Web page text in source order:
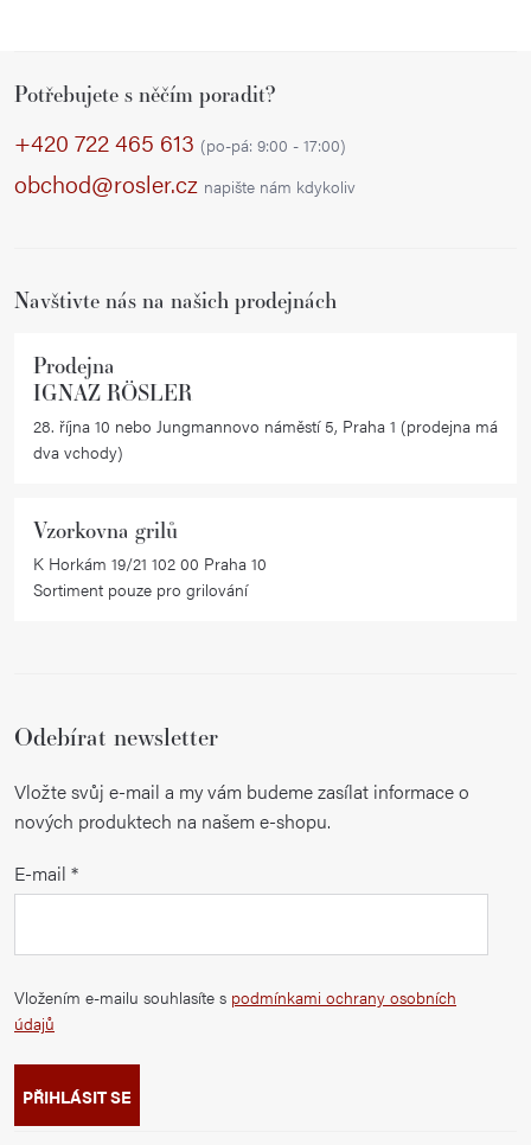
Potřebujete s něčím poradit?
+420 722 465 613 (po-pá: 9:00 - 17:00)
obchod@rosler.cz napište nám kdykoliv
Navštivte nás na našich prodejnách
Prodejna
IGNAZ RÖSLER
28. října 10 nebo Jungmannovo náměstí 5, Praha 1 (prodejna má
dva vchody)
Vzorkovna grilů
K Horkám 19/21 102 00 Praha 10
Sortiment pouze pro grilování
Odebírat newsletter
Vložte svůj e-mail a my vám budeme zasílat informace o
nových produktech na našem e-shopu.
E-mail
Vložením e-mailu souhlasíte s podmínkami ochrany osobních
údajů
PŘIHLÁSIT SE